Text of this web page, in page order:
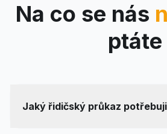
Na co se nás
ptáte
Jaký řidičský průkaz